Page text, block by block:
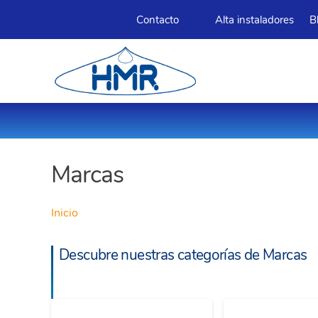
Contacto Alta instaladores
Marcas
Inicio
Descubre nuestras categorías de Marcas